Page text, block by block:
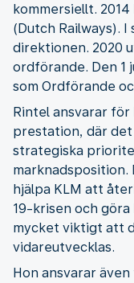
kommersiellt.
(Dutch Railways).
direktionen. 2020
ordförande. Den 1
som Ordförande
Rintel ansvarar
prestation, där
strategiska
marknadsposition.
hjälpa KLM att
19-krisen och
mycket viktigt att
vidareutvecklas.
Hon ansvarar